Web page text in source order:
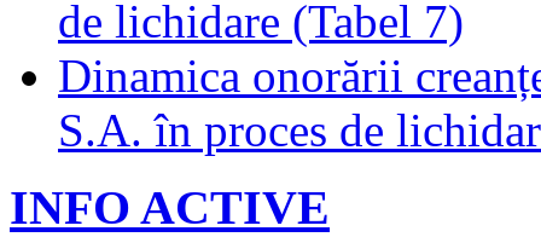
de lichidare (Tabel 7)
Dinamica onorării
S.A. în proces de
INFO ACTIVE